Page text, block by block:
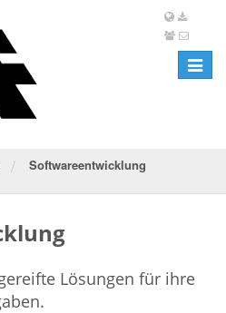
Toggle
/ Softwareentwicklung
Lösungen für ihre